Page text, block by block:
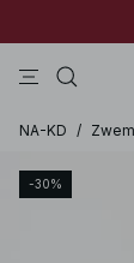
NA-KD /
-30%